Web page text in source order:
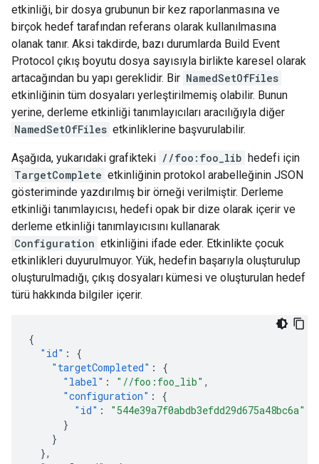
etkinliği, bir dosya grubunun bir kez raporlanmasına ve
birçok hedef tarafından referans olarak kullanılmasına
olanak tanır. Aksi takdirde, bazı durumlarda Build Event
Protocol çıkış boyutu dosya sayısıyla birlikte karesel olarak
artacağından bu yapı gereklidir. Bir NamedSetOfFiles
etkinliğinin tüm dosyaları yerleştirilmemiş olabilir. Bunun
yerine, derleme etkinliği tanımlayıcıları aracılığıyla diğer
NamedSetOfFiles etkinliklerine başvurulabilir.
Aşağıda, yukarıdaki grafikteki //foo:foo_lib hedefi için
TargetComplete etkinliğinin protokol arabelleğinin JSON
gösteriminde yazdırılmış bir örneği verilmiştir. Derleme
etkinliği tanımlayıcısı, hedefi opak bir dize olarak içerir ve
derleme etkinliği tanımlayıcısını kullanarak
Configuration etkinliğini ifade eder. Etkinlikte çocuk
etkinlikleri duyurulmuyor. Yük, hedefin başarıyla oluşturulup
oluşturulmadığı, çıkış dosyaları kümesi ve oluşturulan hedef
türü hakkında bilgiler içerir.
{
"id" :
{
"targetCompleted" :
{
"label" : "//foo:foo_lib" ,
"configuration" :
{
"id" :
"544e39a7f0abdb3efdd29d675a48bc6a"
}
}
},